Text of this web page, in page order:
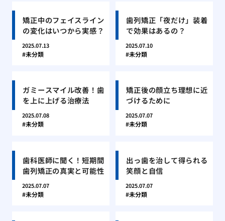
矯正中のフェイスライン
の変化はいつから実感？
2025.07.13
未分類
歯列矯正「夜だけ」装着
で効果はあるの？
2025.07.10
未分類
ガミースマイル改善！歯
を上に上げる治療法
2025.07.08
未分類
矯正後の顔立ち理想に近
づけるために
2025.07.07
未分類
歯科医師に聞く！短期間
歯列矯正の真実と可能性
2025.07.07
未分類
出っ歯を治して得られる
笑顔と自信
2025.07.07
未分類